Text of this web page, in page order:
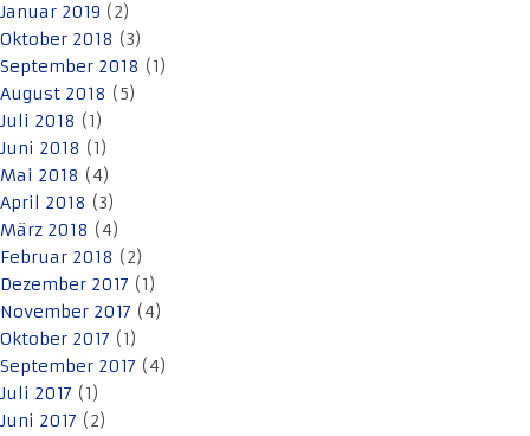
Januar 2019 (2)
Oktober 2018 (3)
September 2018 (1)
August 2018 (5)
Juli 2018 (1)
Juni 2018 (1)
Mai 2018 (4)
April 2018 (3)
März 2018 (4)
Februar 2018 (2)
Dezember 2017 (1)
November 2017 (4)
Oktober 2017 (1)
September 2017 (4)
Juli 2017 (1)
Juni 2017 (2)